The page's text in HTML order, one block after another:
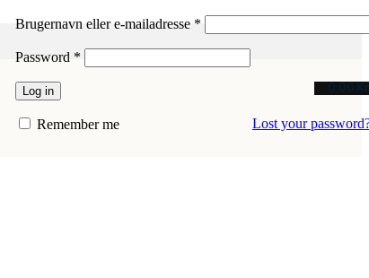
Brugernavn eller e-mailadresse *
Password *
Log in
Lost your
Remember me
0,00